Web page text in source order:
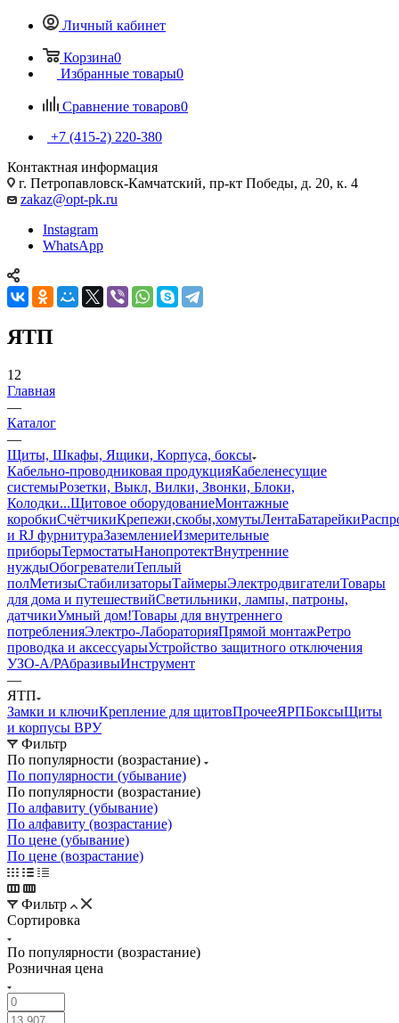
Личный кабинет
Корзина0
Избранные товары0
Сравнение товаров0
+7 (415-2) 220-380
Контактная информация
г. Петропавловск-Камчатский, пр-кт Победы, д. 20, к. 4
zakaz@opt-pk.ru
Instagram
WhatsApp
ЯТП
12
Главная
—
Каталог
—
Щиты, Шкафы, Ящики, Корпуса, боксы
Кабельно-проводниковая продукцияКабеленесущие
системыРозетки, Выкл, Вилки, Звонки, Блоки,
Колодки...Щитовое оборудованиеМонтажные
коробкиСчётчикиКрепежи,скобы,хомутыЛентаБатарейки
и RJ фурнитураЗаземлениеИзмерительные
приборыТермостатыНанопротектВнутренние
нуждыОбогревателиТеплый
полМетизыСтабилизаторыТаймерыЭлектродвигателиТовары
для дома и путешествийСветильники, лампы, патроны,
датчикиУмный дом!Товары для внутреннего
потребленияЭлектро-ЛабораторияПрямой монтажРетро
проводка и аксессуарыУстройство защитного отключения
УЗО-А/РАбразивыИнструмент
—
ЯТП
Замки и ключиКрепление для щитовПрочееЯРПБоксыЩиты
и корпусы ВРУ
Фильтр
По популярности (возрастание)
По популярности (убывание)
По популярности (возрастание)
По алфавиту (убывание)
По алфавиту (возрастание)
По цене (убывание)
По цене (возрастание)
Фильтр
Сортировка
По популярности (возрастание)
Розничная цена